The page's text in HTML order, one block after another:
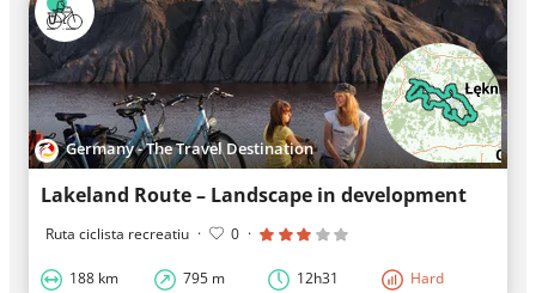
Germany - The Travel Destination
Lakeland Route – Landscape in development
Ruta ciclista recreatiu · 0 ·
188 km 795 m 12h31 Hard